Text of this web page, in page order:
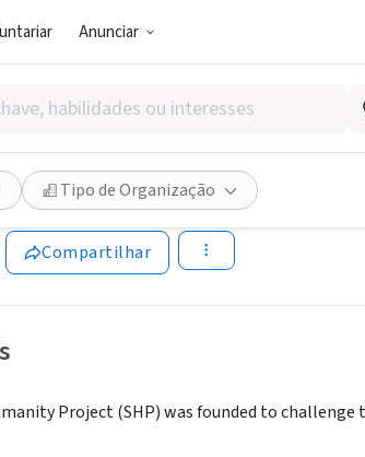
Anunciar
Tipo de Organização
Humanity
FL|www.sharedhumanityproject.org/
Compartilhar
Project (SHP) was founded to